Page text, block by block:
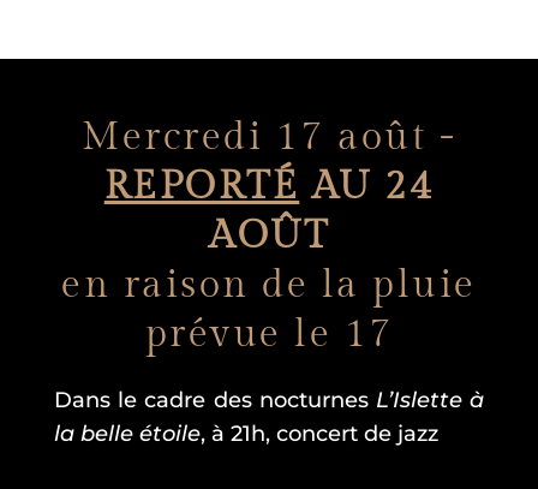
Mercredi 17 août -
REPORTÉ AU 24
AOÛT
en raison de la pluie
prévue le 17
Dans le cadre des nocturnes L’Islette à
la belle étoile, à 21h, concert de jazz